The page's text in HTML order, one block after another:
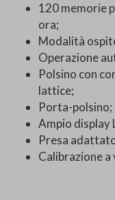
120 memorie
ora;
Modalità
Operazione
Polsino con
lattice;
Porta-polsino;
Ampio display
Presa
Calibrazione a